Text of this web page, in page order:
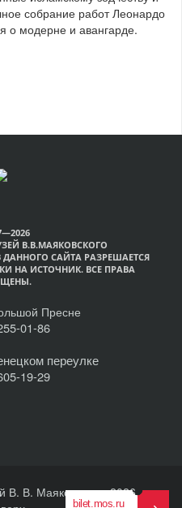
собрание работ Леонардо
о модерне и авангарде.
В.В.МАЯКОВСКОГО
САЙТА РАЗРЕШАЕТСЯ
НА ИСТОЧНИК. ВСЕ ПРАВА
Пресне
01-86
переулке
19-29
В. В. Маяковского, 2026